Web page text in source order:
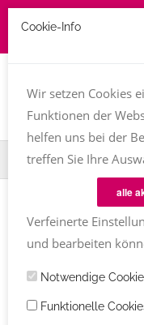
Home
Einträge mit dem
BUCHVORSTELLUNG
Luna und
Cookie-Info
Wir setzen Cookies
Funktionen der
helfen uns bei der
treffen Sie Ihre
alle
Verfeinerte
und bearbeiten
Notwendige
Funktionelle